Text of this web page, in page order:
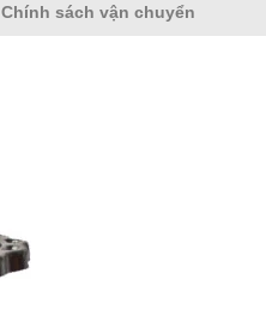
Chính sách vận chuyển